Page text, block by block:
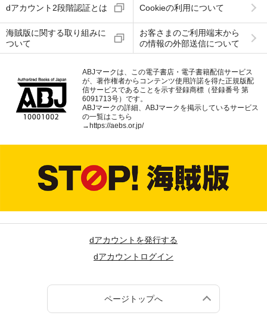
dアカウント2段階認証とは Cookieの利用について
海賊版に関する取り組みに
ついて
お客さまのご利用端末から
の情報の外部送信について
ABJマークは、この電子書店・電子書籍配信サービス
が、著作権者からコンテンツ使用許諾を得た正規版配
信サービスであることを示す登録商標（登録番号 第
6091713号）です。
ABJマークの詳細、ABJマークを掲示しているサービス
の一覧はこちら
→https://aebs.or.jp/
dアカウントを発行する
dアカウントログイン
ページトップへ